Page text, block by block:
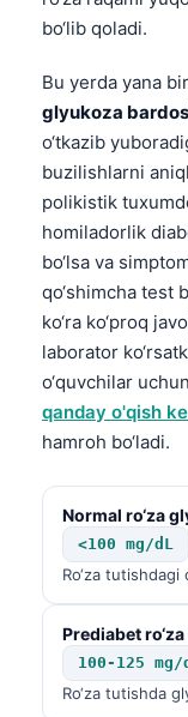
bo‘lib qoladi.
Bu yerda yana
glyukoza
o‘tkazib
buzilishlarni
polikistik
homiladorlik
bo‘lsa va
qo‘shimcha test
ko‘ra ko‘proq
laborator
o‘quvchilar
qanday o'qish
hamroh bo‘ladi.
Normal ro‘za
<100 mg/dL
Ro‘za
Prediabet
100-125 mg/
Ro‘za tutishda